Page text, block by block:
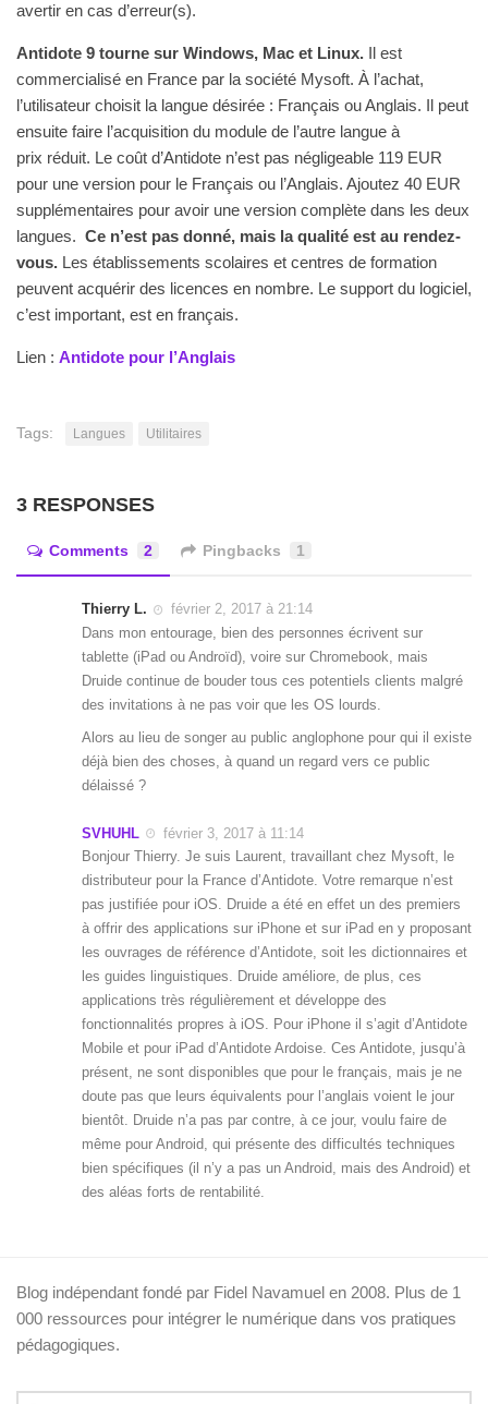
avertir en cas d’erreur(s).
Antidote 9 tourne sur Windows, Mac et Linux. Il est
commercialisé en France par la société Mysoft. À l’achat,
l’utilisateur choisit la langue désirée : Français ou Anglais. Il peut
ensuite faire l’acquisition du module de l’autre langue à
prix réduit. Le coût d’Antidote n’est pas négligeable 119 EUR
pour une version pour le Français ou l’Anglais. Ajoutez 40 EUR
supplémentaires pour avoir une version complète dans les deux
langues. Ce n’est pas donné, mais la qualité est au rendez-
vous. Les établissements scolaires et centres de formation
peuvent acquérir des licences en nombre. Le support du logiciel,
c’est important, est en français.
Lien : Antidote pour l’Anglais
Tags: Langues Utilitaires
3 RESPONSES
Comments 2 Pingbacks 1
Thierry L.
février 2, 2017 à 21:14
Dans mon entourage, bien des personnes écrivent sur
tablette (iPad ou Androïd), voire sur Chromebook, mais
Druide continue de bouder tous ces potentiels clients malgré
des invitations à ne pas voir que les OS lourds.
Alors au lieu de songer au public anglophone pour qui il existe
déjà bien des choses, à quand un regard vers ce public
délaissé ?
SVHUHL
février 3, 2017 à 11:14
Bonjour Thierry. Je suis Laurent, travaillant chez Mysoft, le
distributeur pour la France d’Antidote. Votre remarque n’est
pas justifiée pour iOS. Druide a été en effet un des premiers
à offrir des applications sur iPhone et sur iPad en y proposant
les ouvrages de référence d’Antidote, soit les dictionnaires et
les guides linguistiques. Druide améliore, de plus, ces
applications très régulièrement et développe des
fonctionnalités propres à iOS. Pour iPhone il s’agit d’Antidote
Mobile et pour iPad d’Antidote Ardoise. Ces Antidote, jusqu’à
présent, ne sont disponibles que pour le français, mais je ne
doute pas que leurs équivalents pour l’anglais voient le jour
bientôt. Druide n’a pas par contre, à ce jour, voulu faire de
même pour Android, qui présente des difficultés techniques
bien spécifiques (il n’y a pas un Android, mais des Android) et
des aléas forts de rentabilité.
Blog indépendant fondé par Fidel Navamuel en 2008. Plus de 1
000 ressources pour intégrer le numérique dans vos pratiques
pédagogiques.